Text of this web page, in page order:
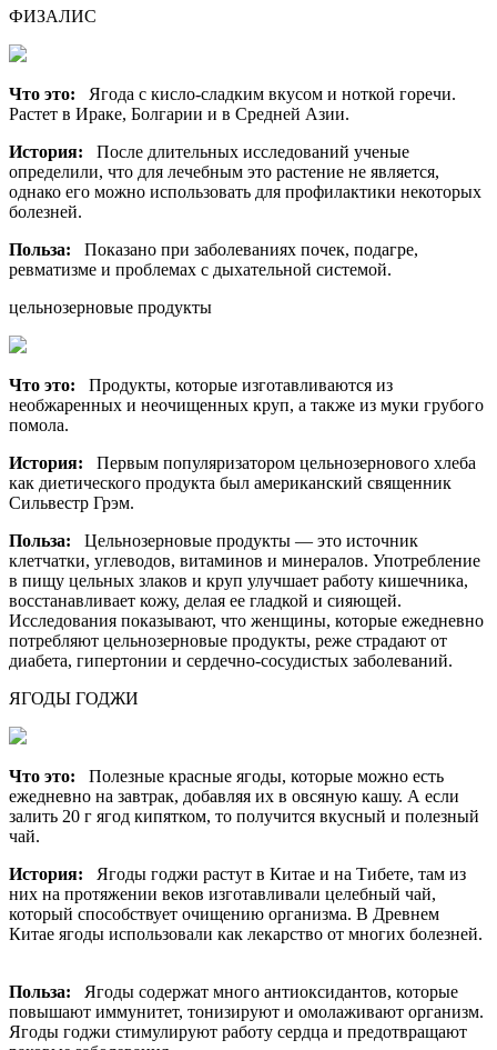
ФИЗАЛИС
Что это: Ягода с кисло-сладким вкусом и ноткой горечи.
Растет в Ираке, Болгарии и в Средней Азии.
История: После длительных исследований ученые
определили, что для лечебным это растение не является,
однако его можно использовать для профилактики некоторых
болезней.
Польза: Показано при заболеваниях почек, подагре,
ревматизме и проблемах с дыхательной системой.
цельнозерновые продукты
Что это: Продукты, которые изготавливаются из
необжаренных и неочищенных круп, а также из муки грубого
помола.
История: Первым популяризатором цельнозернового хлеба
как диетического продукта был американский священник
Сильвестр Грэм.
Польза: Цельнозерновые продукты — это источник
клетчатки, углеводов, витаминов и минералов. Употребление
в пищу цельных злаков и круп улучшает работу кишечника,
восстанавливает кожу, делая ее гладкой и сияющей.
Исследования показывают, что женщины, которые ежедневно
потребляют цельнозерновые продукты, реже страдают от
диабета, гипертонии и сердечно-сосудистых заболеваний.
ЯГОДЫ ГОДЖИ
Что это: Полезные красные ягоды, которые можно есть
ежедневно на завтрак, добавляя их в овсяную кашу. А если
залить 20 г ягод кипятком, то получится вкусный и полезный
чай.
История: Ягоды годжи растут в Китае и на Тибете, там из
них на протяжении веков изготавливали целебный чай,
который способствует очищению организма. В Древнем
Китае ягоды использовали как лекарство от многих болезней.
Польза: Ягоды содержат много антиоксидантов, которые
повышают иммунитет, тонизируют и омолаживают организм.
Ягоды годжи стимулируют работу сердца и предотвращают